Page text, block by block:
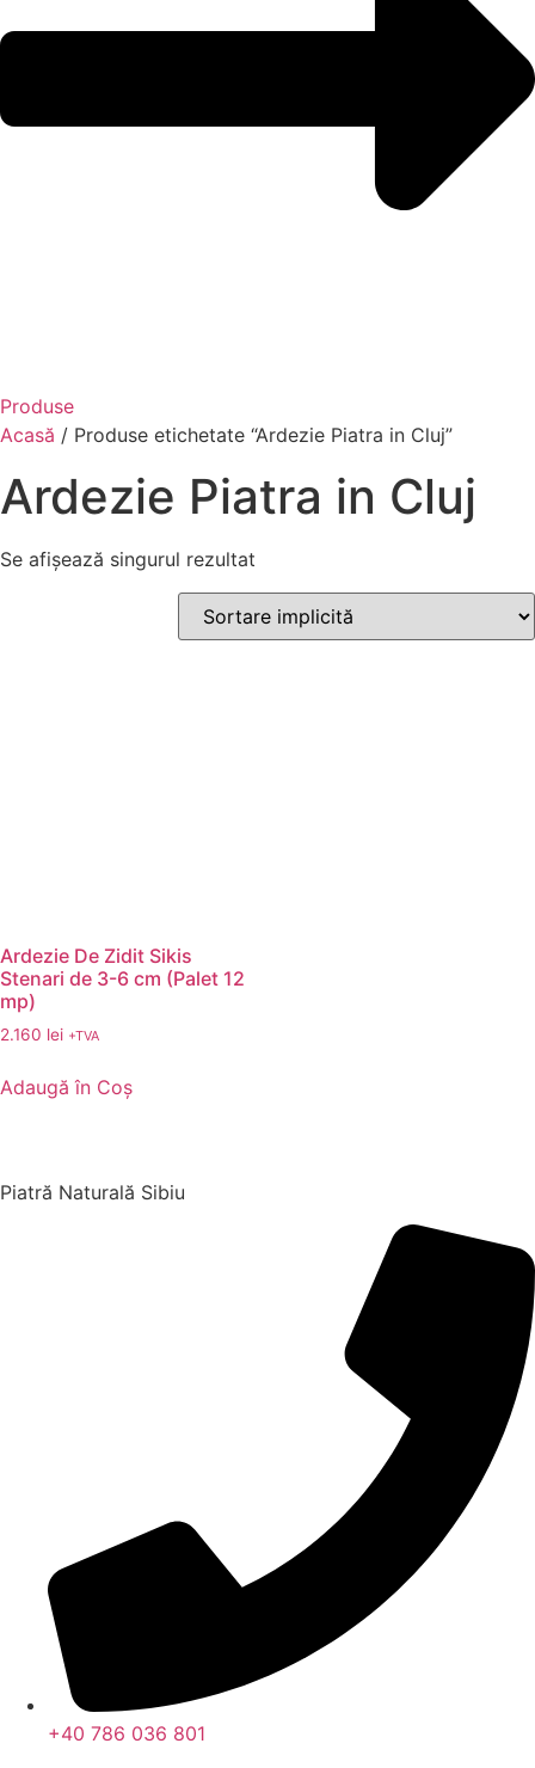
Produse
Acasă / Produse etichetate “Ardezie Piatra in Cluj”
Ardezie Piatra in Cluj
Se afișează singurul rezultat
Ardezie De Zidit Sikis
Stenari de 3-6 cm (Palet 12
mp)
2.160 lei +TVA
Adaugă în Coș
Piatră Naturală Sibiu
+40 786 036 801